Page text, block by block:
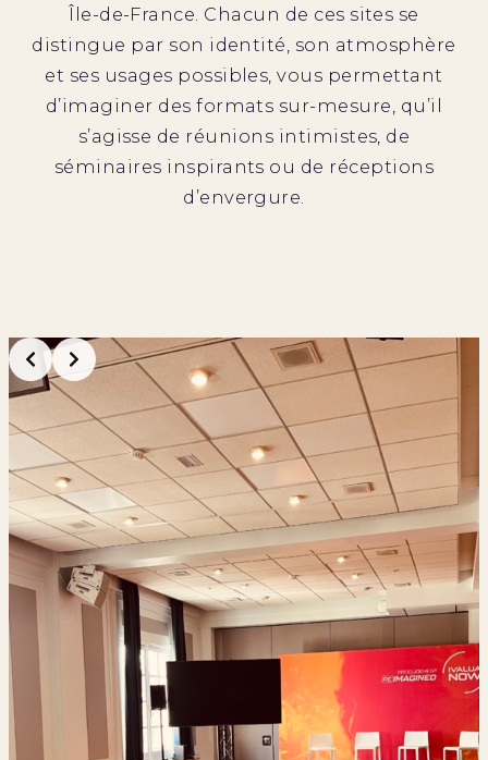
Île-de-France. Chacun de ces sites se
distingue par son identité, son atmosphère
et ses usages possibles, vous permettant
d’imaginer des formats sur-mesure, qu’il
s’agisse de réunions intimistes, de
séminaires inspirants ou de réceptions
d’envergure.
Slide 3 of 7